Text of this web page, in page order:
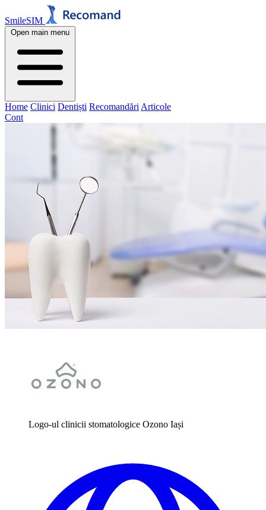
SmileSIM
Open main menu
Home Clinici Dentiști Recomandări Articole
Cont
Logo-ul clinicii stomatologice Ozono Iași